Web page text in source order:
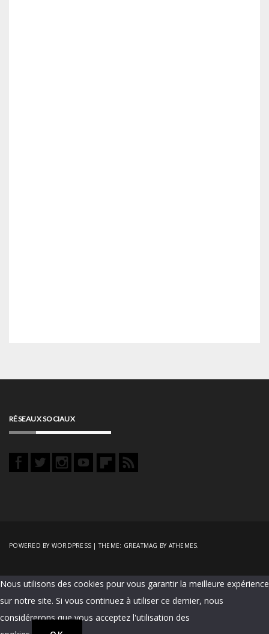
RÉSEAUX SOCIAUX
POWERED BY WORDPRESS |THEME: GREATMAG BY ATHEMES.
Nous utilisons des cookies pour vous garantir la meilleure expérience
sur notre site. Si vous continuez à utiliser ce dernier, nous
considérerons que vous acceptez l'utilisation des